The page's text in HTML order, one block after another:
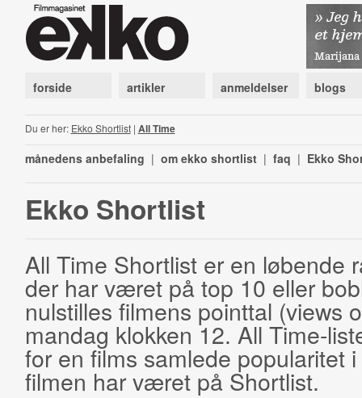
forside artikler anmeldelser blogs
Du er her: Ekko Shortlist| All Time
månedens anbefaling | om ekko shortlist | faq | Ekko
Ekko Shortlist
All Time Shortlist er en løbende
der har været på top 10 eller
nulstilles filmens pointtal (views
mandag klokken 12. All Time-
for en films samlede popularitet
filmen har været på Shortlist.